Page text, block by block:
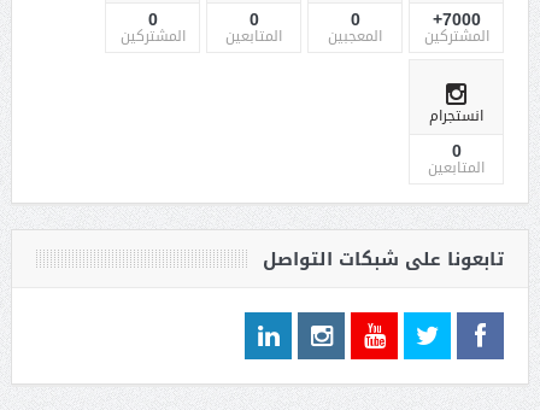
7000+
المشتركين
0
المعجبين
0
المتابعين
0
المشتركين
انستجرام
0
المتابعين
تابعونا على شبكات التواصل